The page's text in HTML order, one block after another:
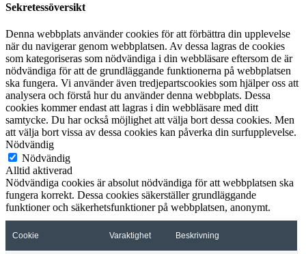
Sekretessöversikt
Denna webbplats använder cookies för att förbättra din upplevelse
när du navigerar genom webbplatsen. Av dessa lagras de cookies
som kategoriseras som nödvändiga i din webbläsare eftersom de är
nödvändiga för att de grundläggande funktionerna på webbplatsen
ska fungera. Vi använder även tredjepartscookies som hjälper oss att
analysera och förstå hur du använder denna webbplats. Dessa
cookies kommer endast att lagras i din webbläsare med ditt
samtycke. Du har också möjlighet att välja bort dessa cookies. Men
att välja bort vissa av dessa cookies kan påverka din surfupplevelse.
Nödvändig
Nödvändig
Alltid aktiverad
Nödvändiga cookies är absolut nödvändiga för att webbplatsen ska
fungera korrekt. Dessa cookies säkerställer grundläggande
funktioner och säkerhetsfunktioner på webbplatsen, anonymt.
Cookie Varaktighet Beskrivning